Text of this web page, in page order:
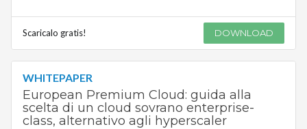
Scaricalo gratis! DOWNLOAD
WHITEPAPER
European Premium Cloud: guida alla
scelta di un cloud sovrano enterprise-
class, alternativo agli hyperscaler